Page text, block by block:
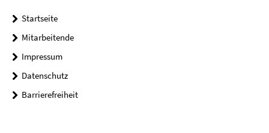
Startseite
Mitarbeitende
Impressum
Datenschutz
Barrierefreiheit